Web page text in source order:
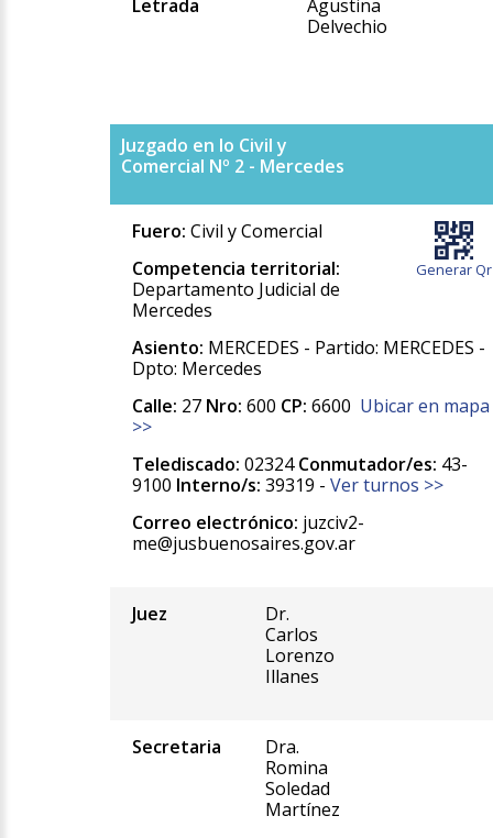
Letrada
Agustina
Delvechio
Juzgado en lo Civil y
Comercial Nº 2 - Mercedes
Generar Qr
Fuero: Civil y Comercial
Competencia territorial:
Departamento Judicial de
Mercedes
Asiento: MERCEDES - Partido: MERCEDES -
Dpto: Mercedes
Calle: 27 Nro: 600 CP: 6600 Ubicar en mapa
>>
Telediscado: 02324Conmutador/es: 43-
9100 Interno/s: 39319 - Ver turnos >>
Correo electrónico: juzciv2-
me@jusbuenosaires.gov.ar
Juez
Dr.
Carlos
Lorenzo
Illanes
Secretaria
Dra.
Romina
Soledad
Martínez